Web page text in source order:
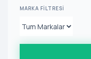
MARKA FILTRESI